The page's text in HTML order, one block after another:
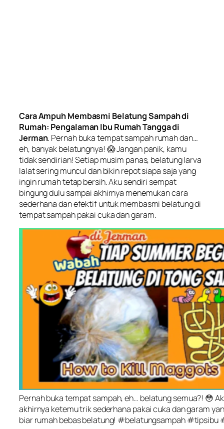
Cara Ampuh Membasmi Belatung Sampah di
Rumah: Pengalaman Ibu Rumah Tangga di
Jerman. Pernah buka tempat sampah rumah dan…
eh, banyak belatungnya! 😱 Jangan panik, kamu
tidak sendirian! Setiap musim panas, belatung larva
lalat sering muncul dan bikin repot siapa saja yang
ingin rumah tetap bersih. Aku sendiri sempat
bingung dulu sampai akhirnya menemukan cara
sederhana dan efektif untuk membasmi belatung di
tempat sampah pakai cuka dan garam.
Pernah buka tempat sampah, eh… belatung semua?! 😳
akhirnya ketemu trik sederhana pakai cuka dan garam
biar rumah bebas belatung! #belatungsampah #tipsibu